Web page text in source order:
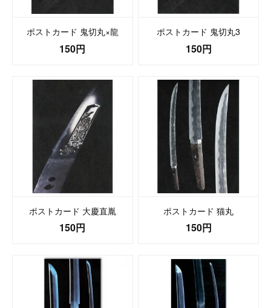
ポストカード 鬼切丸×龍
150円
ポストカード 鬼切丸3
150円
ポストカード 大慶直胤
150円
ポストカード 猫丸
150円